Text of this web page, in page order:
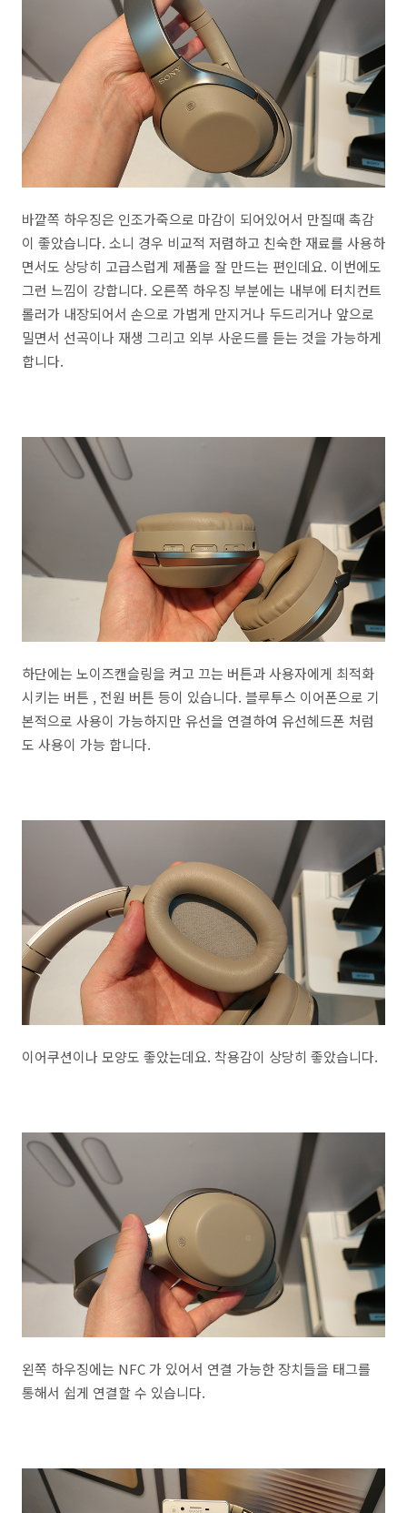
바깥쪽 하우징은 인조가죽으로 마감이 되어있어서 만질때 촉감
이 좋았습니다. 소니 경우 비교적 저렴하고 친숙한 재료를 사용하
면서도 상당히 고급스럽게 제품을 잘 만드는 편인데요. 이번에도
그런 느낌이 강합니다. 오른쪽 하우징 부분에는 내부에 터치컨트
롤러가 내장되어서 손으로 가볍게 만지거나 두드리거나 앞으로
밀면서 선곡이나 재생 그리고 외부 사운드를 듣는 것을 가능하게
합니다.
하단에는 노이즈캔슬링을 켜고 끄는 버튼과 사용자에게 최적화
시키는 버튼 , 전원 버튼 등이 있습니다. 블루투스 이어폰으로 기
본적으로 사용이 가능하지만 유선을 연결하여 유선헤드폰 처럼
도 사용이 가능 합니다.
이어쿠션이나 모양도 좋았는데요. 착용감이 상당히 좋았습니다.
왼쪽 하우징에는 NFC 가 있어서 연결 가능한 장치들을 태그를
통해서 쉽게 연결할 수 있습니다.